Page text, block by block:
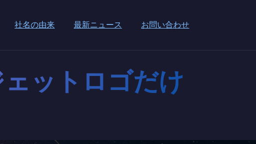
社名の由来 最新ニュース お問い合わせ
ットロゴだけ